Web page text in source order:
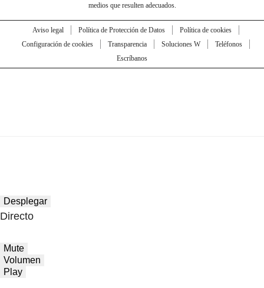
medios que resulten adecuados.
Aviso legal Política de Protección de Datos
Política de cookies
Configuración de cookies
Transparencia Soluciones W
Teléfonos
Escríbanos
Desplegar
Directo
Mute
Volumen
Play